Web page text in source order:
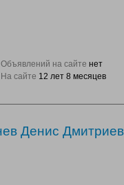
Объявлений на сайте нет
На сайте 12 лет 8 месяцев